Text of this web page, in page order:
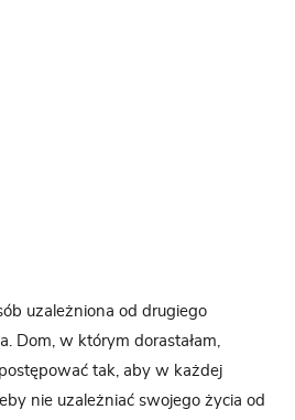
uzależniona od drugiego
Dom, w którym dorastałam,
tak, aby w każdej
nie uzależniać swojego życia od